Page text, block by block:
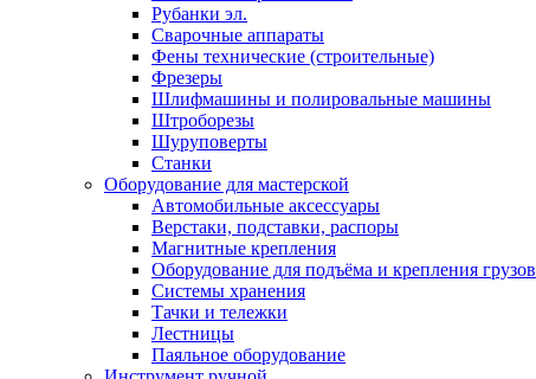
Рубанки эл.
Сварочные аппараты
Фены технические (строительные)
Фрезеры
Шлифмашины и полировальные машины
Штроборезы
Шуруповерты
Станки
Оборудование для мастерской
Автомобильные аксессуары
Верстаки, подставки, распоры
Магнитные крепления
Оборудование для подъёма и крепления грузов
Системы хранения
Тачки и тележки
Лестницы
Паяльное оборудование